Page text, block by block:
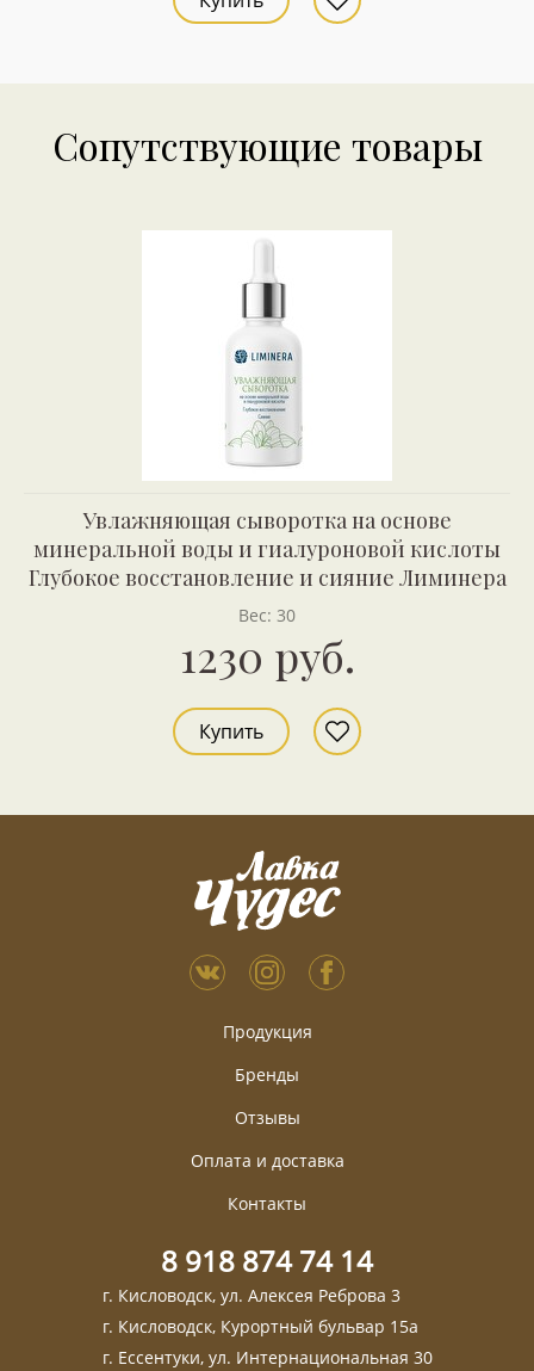
Сопутствующие товары
Увлажняющая сыворотка на основе
минеральной воды и гиалуроновой кислоты
Глубокое восстановление и сияние Лиминера
Вес: 30
1230 руб.
Купить
Продукция
Бренды
Отзывы
Оплата и доставка
Контакты
8 918 874 74 14
г. Кисловодск, ул. Алексея Реброва 3
г. Кисловодск, Курортный бульвар 15а
г. Ессентуки, ул. Интернациональная 30